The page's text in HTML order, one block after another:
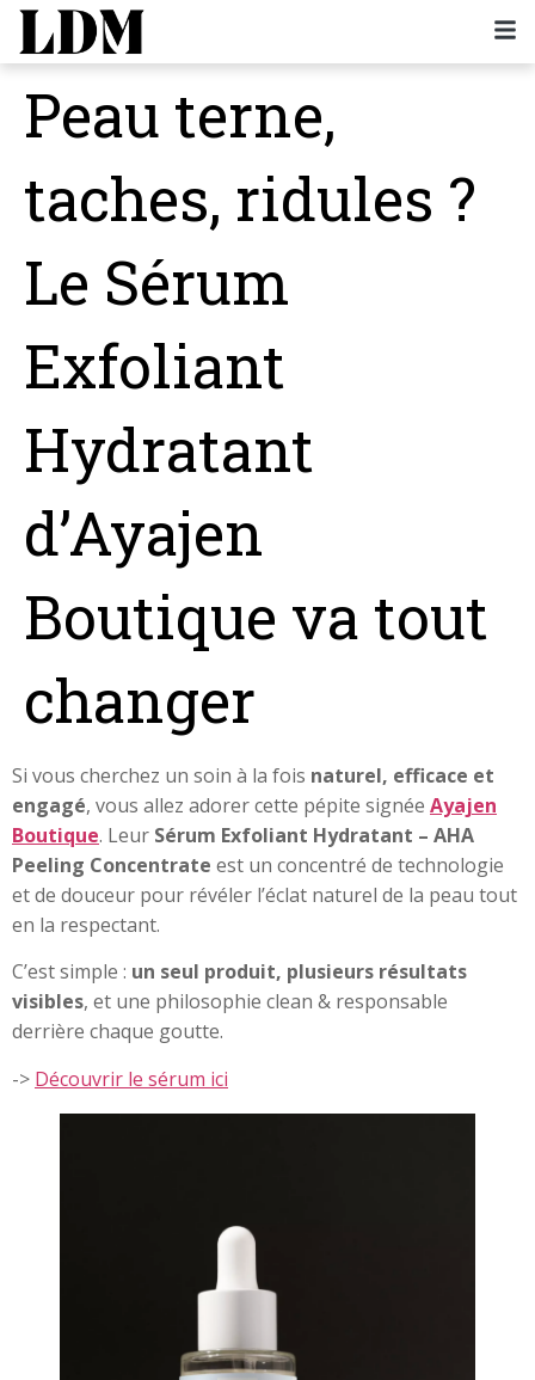
Peau terne,
taches, ridules ?
Le Sérum
Exfoliant
Hydratant
d’Ayajen
Boutique va tout
changer
Si vous cherchez un soin à la fois naturel, efficace et
engagé, vous allez adorer cette pépite signée Ayajen
Boutique. Leur Sérum Exfoliant Hydratant – AHA
Peeling Concentrate est un concentré de technologie
et de douceur pour révéler l’éclat naturel de la peau tout
en la respectant.
C’est simple : un seul produit, plusieurs résultats
visibles, et une philosophie clean & responsable
derrière chaque goutte.
-> Découvrir le sérum ici